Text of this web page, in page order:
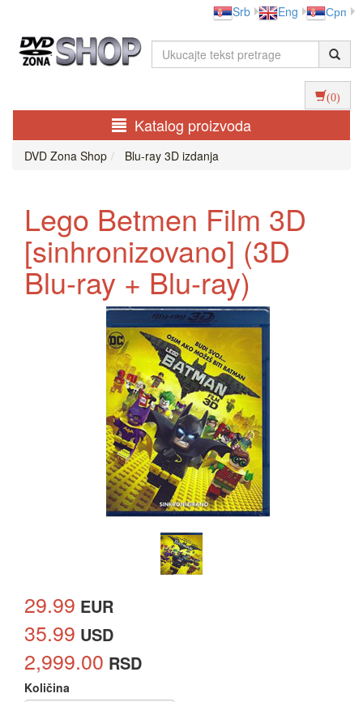
Srb Eng Срп
(0)
Katalog proizvoda
DVD Zona Shop Blu-ray 3D izdanja
Lego Betmen Film 3D
[sinhronizovano] (3D
Blu-ray + Blu-ray)
29.99 EUR
35.99 USD
2,999.00 RSD
Količina